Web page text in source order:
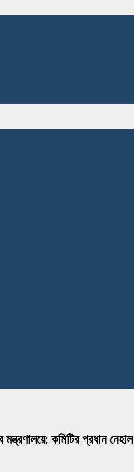
মন্ত্রণালয়ে: কমিটির প্রধান